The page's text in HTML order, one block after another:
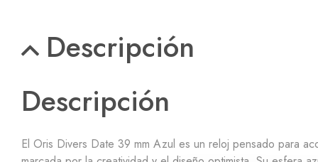
Descripción
Descripción
El Oris Divers Date 39 mm Azul es un reloj pensado para